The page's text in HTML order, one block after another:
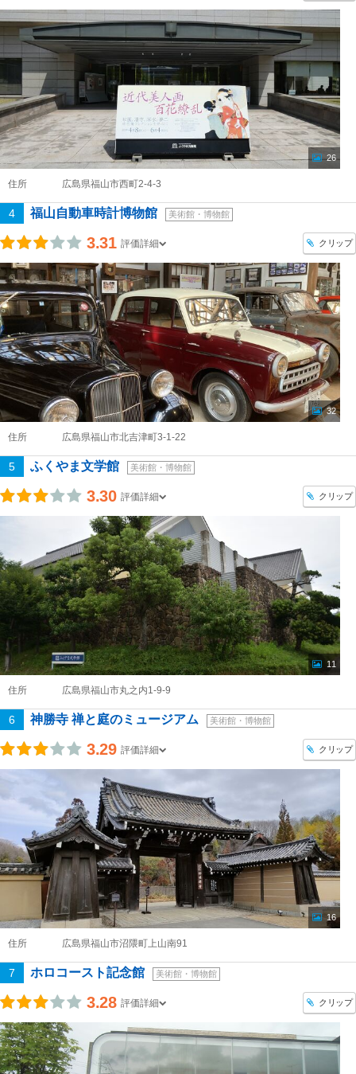
26
住所 広島県福山市西町2-4-3
4 福山自動車時計博物館 美術館・博物館
3.31 評価詳細 クリップ
32
住所 広島県福山市北吉津町3-1-22
5 ふくやま文学館 美術館・博物館
3.30 評価詳細 クリップ
11
住所 広島県福山市丸之内1-9-9
6 神勝寺 禅と庭のミュージアム 美術館・博物館
3.29 評価詳細 クリップ
16
住所 広島県福山市沼隈町上山南91
7 ホロコースト記念館 美術館・博物館
3.28 評価詳細 クリップ